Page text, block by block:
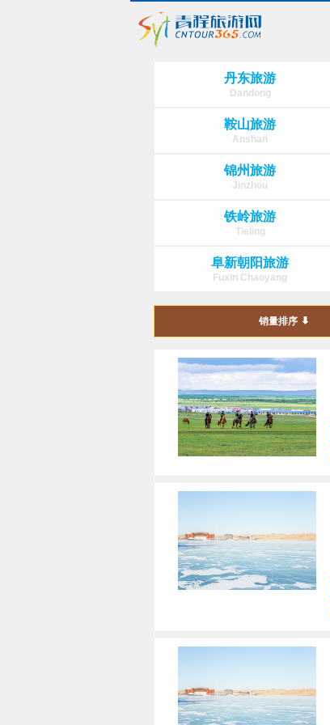
丹东旅游
Dandong
鞍山旅游
Anshan
锦州旅游
Jinzhou
铁岭旅游
Tieling
阜新朝阳旅游
Fuxin Chaoyang
销量排序